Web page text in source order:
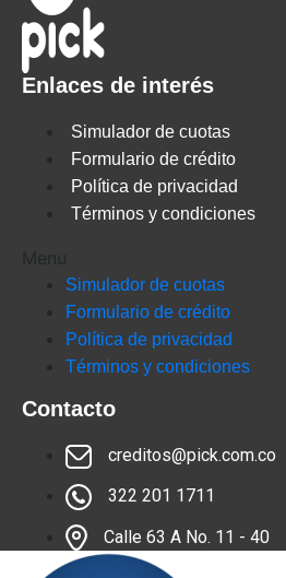
Enlaces de interés
Simulador de cuotas
Formulario de crédito
Política de privacidad
Términos y condiciones
Menu
Simulador de cuotas
Formulario de crédito
Política de privacidad
Términos y condiciones
Contacto
creditos@pick.com.co
322 201 1711
Calle 63 A No. 11 - 40